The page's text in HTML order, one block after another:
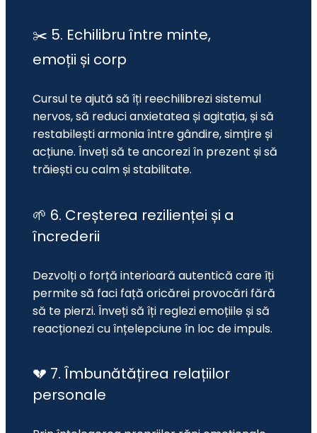
✂️ 5. Echilibru între minte,
emoții și corp
Cursul te ajută să îți reechilibrezi sistemul
nervos, să reduci anxietatea și agitația, și să
restabilești armonia între gândire, simțire și
acțiune. Înveți să te ancorezi în prezent și să
trăiești cu calm și stabilitate.
🌱 6. Creșterea rezilienței și a
încrederii
Dezvolți o forță interioară autentică care îți
permite să faci față oricărei provocări fără
să te pierzi. Înveți să îți reglezi emoțiile și să
reacționezi cu înțelepciune în loc de impuls.
💔 7. Îmbunătățirea relațiilor
personale